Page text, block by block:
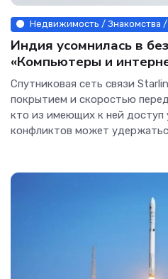
Недвижимость / Знакомства /
Индия усомнилась в
«Компьютеры и
Спутниковая сеть связи
покрытием и скоростью
кто из имеющих к ней доступ
конфликтов может